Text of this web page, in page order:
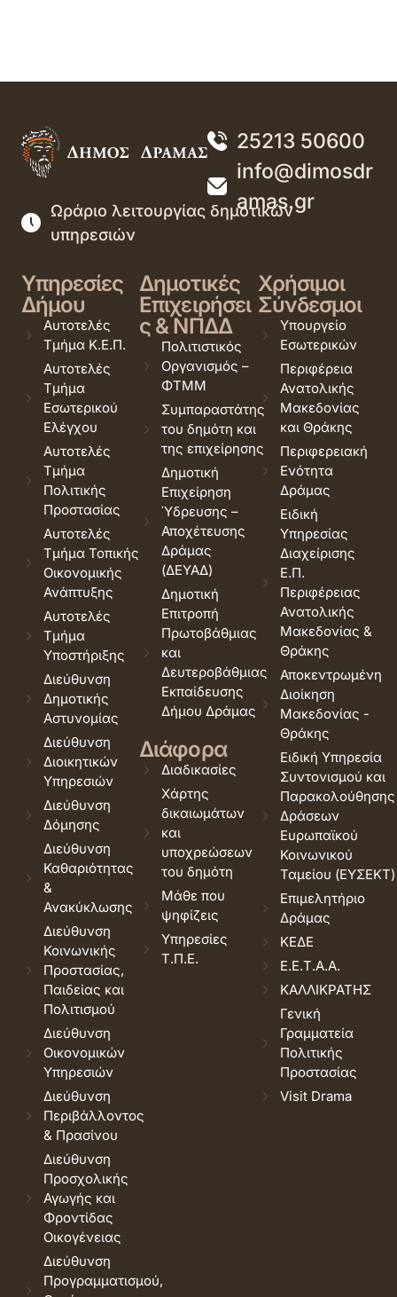
25213 50600
info@dimosdr
amas.gr
Ωράριο λειτουργίας δημοτικών
υπηρεσιών
Υπηρεσίες
Δήμου
Αυτοτελές
Τμήμα Κ.Ε.Π.
Αυτοτελές
Τμήμα
Εσωτερικού
Ελέγχου
Αυτοτελές
Τμήμα
Πολιτικής
Προστασίας
Αυτοτελές
Τμήμα Τοπικής
Οικονομικής
Ανάπτυξης
Αυτοτελές
Τμήμα
Υποστήριξης
Διεύθυνση
Δημοτικής
Αστυνομίας
Διεύθυνση
Διοικητικών
Υπηρεσιών
Διεύθυνση
Δόμησης
Διεύθυνση
Καθαριότητας
&
Ανακύκλωσης
Διεύθυνση
Κοινωνικής
Προστασίας,
Παιδείας και
Πολιτισμού
Διεύθυνση
Οικονομικών
Υπηρεσιών
Διεύθυνση
Περιβάλλοντος
& Πρασίνου
Διεύθυνση
Προσχολικής
Αγωγής και
Φροντίδας
Οικογένειας
Διεύθυνση
Προγραμματισμού,
Δημοτικές
Επιχειρήσει
ς & ΝΠΔΔ
Πολιτιστικός
Οργανισμός –
ΦΤΜΜ
Συμπαραστάτης
του δημότη και
της επιχείρησης
Δημοτική
Επιχείρηση
Ύδρευσης –
Αποχέτευσης
Δράμας
(ΔΕΥΑΔ)
Δημοτική
Επιτροπή
Πρωτοβάθμιας
και
Δευτεροβάθμιας
Εκπαίδευσης
Δήμου Δράμας
Διάφορα
Διαδικασίες
Χάρτης
δικαιωμάτων
και
υποχρεώσεων
του δημότη
Μάθε που
ψηφίζεις
Υπηρεσίες
Τ.Π.Ε.
Χρήσιμοι
Σύνδεσμοι
Υπουργείο
Εσωτερικών
Περιφέρεια
Ανατολικής
Μακεδονίας
και Θράκης
Περιφερειακή
Ενότητα
Δράμας
Ειδική
Υπηρεσίας
Διαχείρισης
Ε.Π.
Περιφέρειας
Ανατολικής
Μακεδονίας &
Θράκης
Αποκεντρωμένη
Διοίκηση
Μακεδονίας -
Θράκης
Ειδική Υπηρεσία
Συντονισμού και
Παρακολούθησης
Δράσεων
Ευρωπαϊκού
Κοινωνικού
Ταμείου (ΕΥΣΕΚΤ)
Επιμελητήριο
Δράμας
ΚΕΔΕ
Ε.Ε.Τ.Α.Α.
ΚΑΛΛΙΚΡΑΤΗΣ
Γενική
Γραμματεία
Πολιτικής
Προστασίας
Visit Drama